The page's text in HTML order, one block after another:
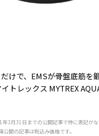
けで、EMSが骨盤底筋を
トレックス MYTREX
3月31日までの公開記事で特に表記が
開の記事は税込み価格です。